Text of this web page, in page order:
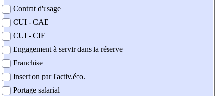
Contrat d'usage
CUI - CAE
CUI - CIE
Engagement à servir dans la réserve
Franchise
Insertion par l'activ.éco.
Portage salarial